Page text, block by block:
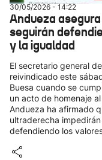
30/05/2026 - 14:22
Andueza
seguirán
y la igualdad
El secretario general
reivindicado este
Buesa cuando se
un acto de homenaje
Andueza ha afirmado
ultraderecha
defendiendo los